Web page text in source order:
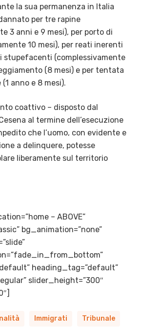
la sua permanenza in Italia
per tre rapine
3 anni e 9 mesi), per porto di
10 mesi), per reati inerenti
stupefacenti (complessivamente
(8 mesi) e per tentata
anno e 8 mesi).
coattivo – disposto dal
al termine dell’esecuzione
che l’uomo, con evidente e
a delinquere, potesse
liberamente sul territorio
– ABOVE”
bg_animation=”none”
heading_tag=”default”
slider_height=”300″
Immigrati Tribunale